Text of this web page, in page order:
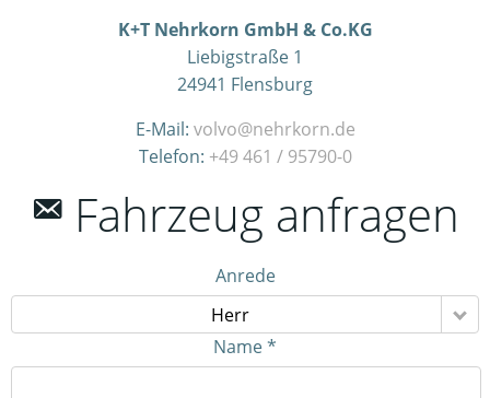
K+T Nehrkorn GmbH & Co.KG
Liebigstraße 1
24941 Flensburg
E-Mail: volvo@nehrkorn.de
Telefon: +49 461 / 95790-0
Fahrzeug anfragen
Anrede
Herr
Name *